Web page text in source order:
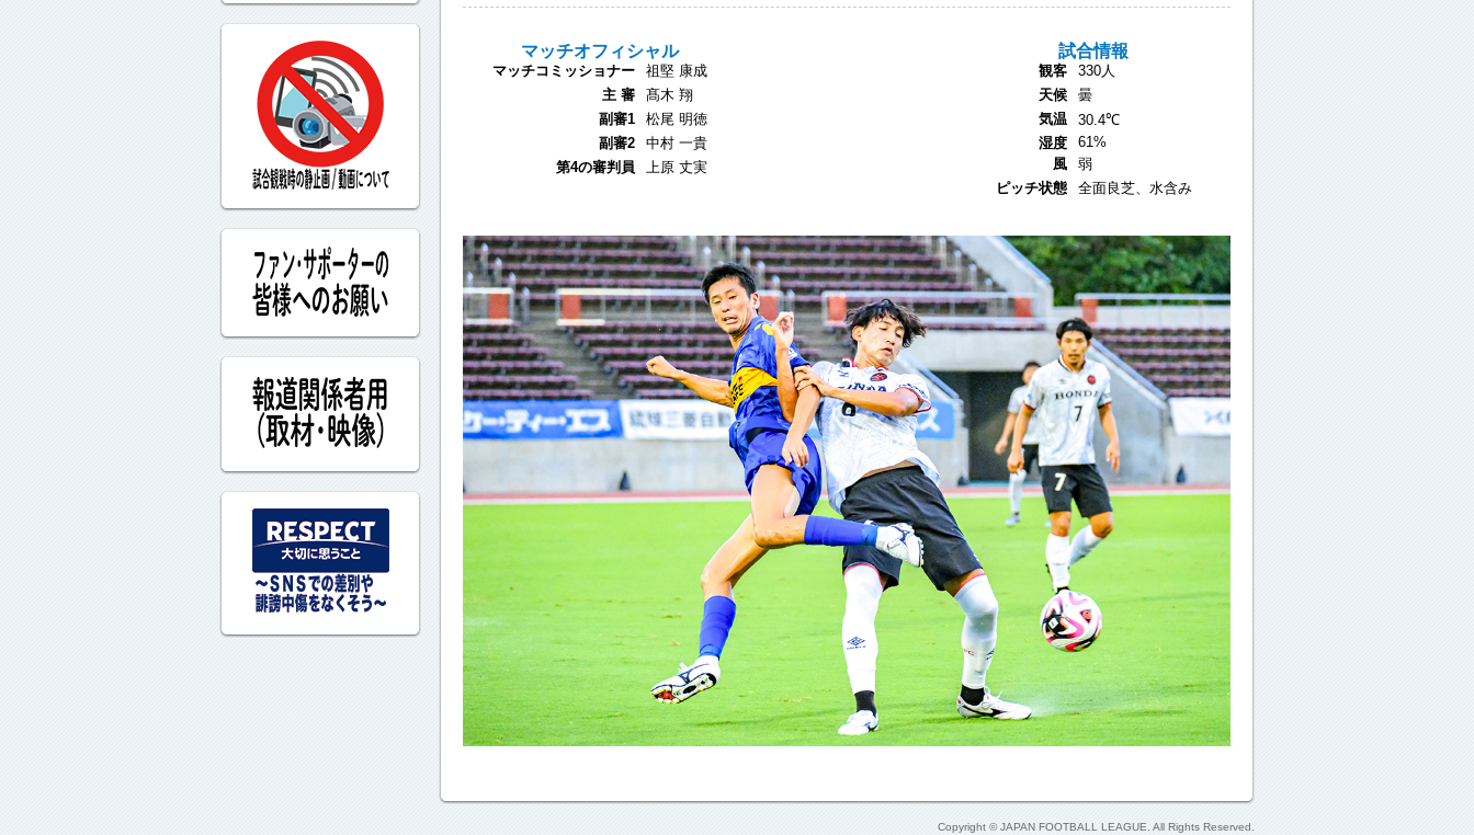
マッチオフィシャル
マッチコミッショナー
祖堅 康成
主 審
髙木 翔
副審1
松尾 明徳
副審2
中村 一貴
第4の審判員
上原 丈実
試合情報
観客
330人
天候
曇
気温
30.4℃
湿度
61%
風
弱
ピッチ状態
全面良芝、水含み
Copyright © JAPAN FOOTBALL LEAGUE. All Rights Reserved.